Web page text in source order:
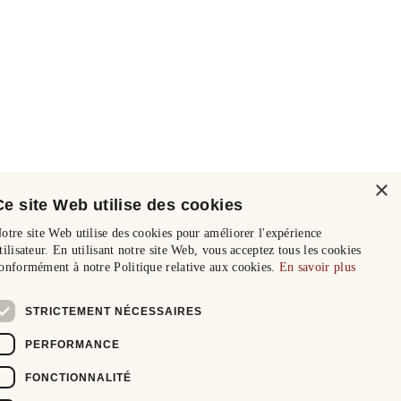
×
site Web utilise des cookies
site Web utilise des cookies pour améliorer l'expérience
En utilisant notre site Web, vous acceptez tous les cookies
à notre Politique relative aux cookies. En savoir plus
STRICTEMENT NÉCESSAIRES
PERFORMANCE
FONCTIONNALITÉ